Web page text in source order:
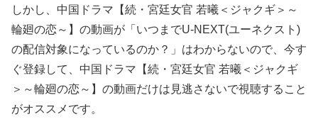
しかし、中国ドラマ【続・宮廷女官 若曦＜ジャクギ＞～
輪廻の恋～】の動画が「いつまでU-NEXT(ユーネクスト)
の配信対象になっているのか？」はわからないので、今す
ぐ登録して、中国ドラマ【続・宮廷女官 若曦＜ジャクギ
＞～輪廻の恋～】の動画だけは見逃さないで視聴すること
がオススメです。